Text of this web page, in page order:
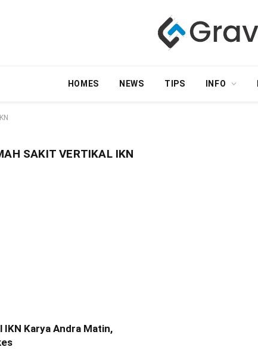
HOMES NEWS TIPS INFO
SAKIT VERTIKAL IKN
IKN Karya Andra Matin,